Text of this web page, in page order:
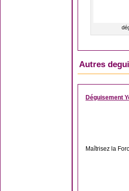
Autres
Déguisement
Maîtrisez la